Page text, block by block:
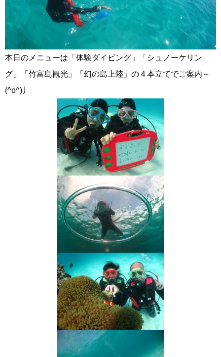
本日のメニューは「体験ダイビング」「シュノーケリン
グ」「竹富島観光」「幻の島上陸」の４本立てでご案内～
(^o^)丿